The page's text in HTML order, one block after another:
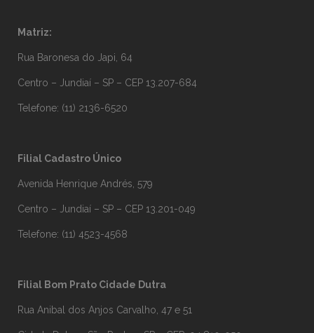
Matriz:
Rua Baronesa do Japi, 64
Centro – Jundiaí – SP – CEP 13.207-684
Telefone: (11) 2136-6520
Filial Cadastro Único
Avenida Henrique Andrés, 579
Centro – Jundiaí – SP – CEP 13.201-049
Telefone: (11) 4523-4568
Filial Bom Prato Cidade Dutra
Rua Anibal dos Anjos Carvalho, 47 e 51